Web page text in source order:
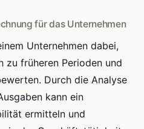
für das Unternehmen
Unternehmen dabei,
zu früheren Perioden und
Durch die Analyse
kann ein
ermitteln und